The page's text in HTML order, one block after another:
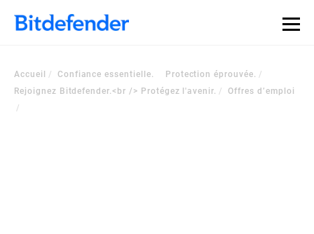
Accueil
Confiance essentielle. Protection éprouvée.
Rejoignez Bitdefender.<br /> Protégez l'avenir.
Offres d’emploi